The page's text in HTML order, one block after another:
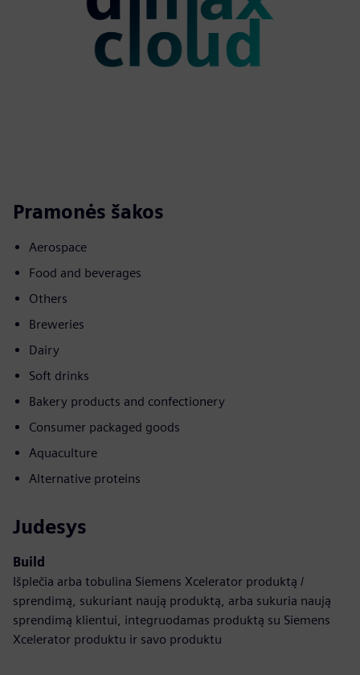
Pramonės šakos
Aerospace
Food and beverages
Others
Breweries
Dairy
Soft drinks
Bakery products and confectionery
Consumer packaged goods
Aquaculture
Alternative proteins
Judesys
Build
Išplečia arba tobulina Siemens Xcelerator produktą /
sprendimą, sukuriant naują produktą, arba sukuria naują
sprendimą klientui, integruodamas produktą su Siemens
Xcelerator produktu ir savo produktu